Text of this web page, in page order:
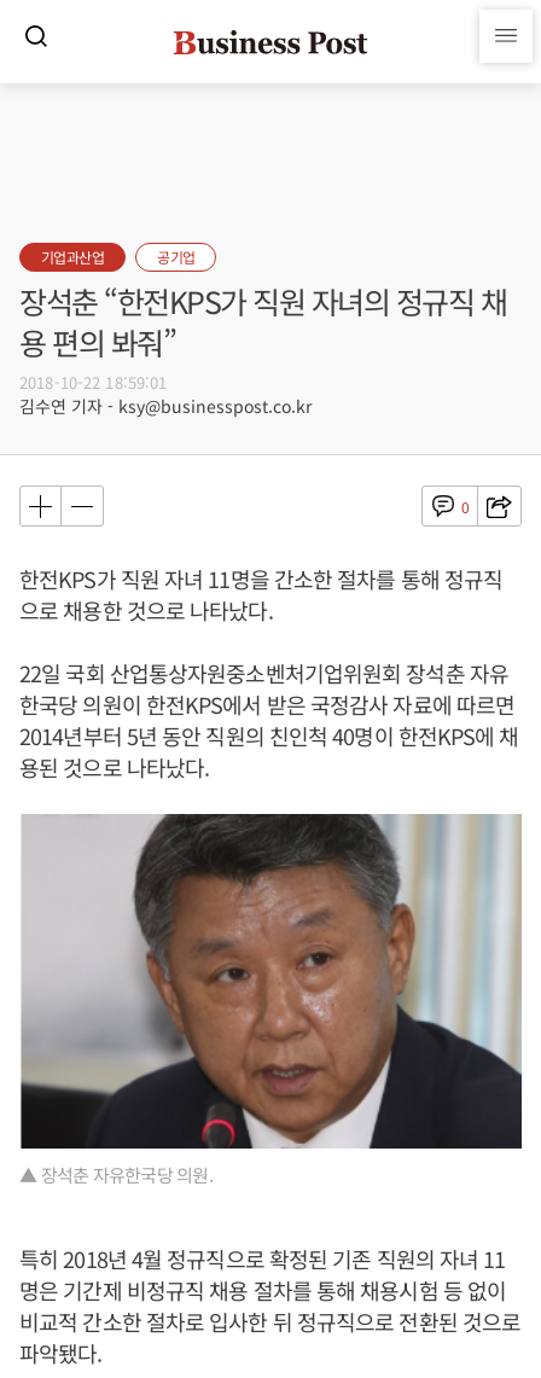
기업과산업 공기업
장석춘 “한전KPS가 직원 자녀의 정규직 채
용 편의 봐줘”
2018-10-22 18:59:01
김수연 기자 - ksy@businesspost.co.kr
0
한전KPS가 직원 자녀 11명을 간소한 절차를 통해 정규직
으로 채용한 것으로 나타났다.
22일 국회 산업통상자원중소벤처기업위원회 장석춘 자유
한국당 의원이 한전KPS에서 받은 국정감사 자료에 따르면
2014년부터 5년 동안 직원의 친인척 40명이 한전KPS에 채
용된 것으로 나타났다.
▲ 장석춘 자유한국당 의원.
특히 2018년 4월 정규직으로 확정된 기존 직원의 자녀 11
명은 기간제 비정규직 채용 절차를 통해 채용시험 등 없이
비교적 간소한 절차로 입사한 뒤 정규직으로 전환된 것으로
파악됐다.